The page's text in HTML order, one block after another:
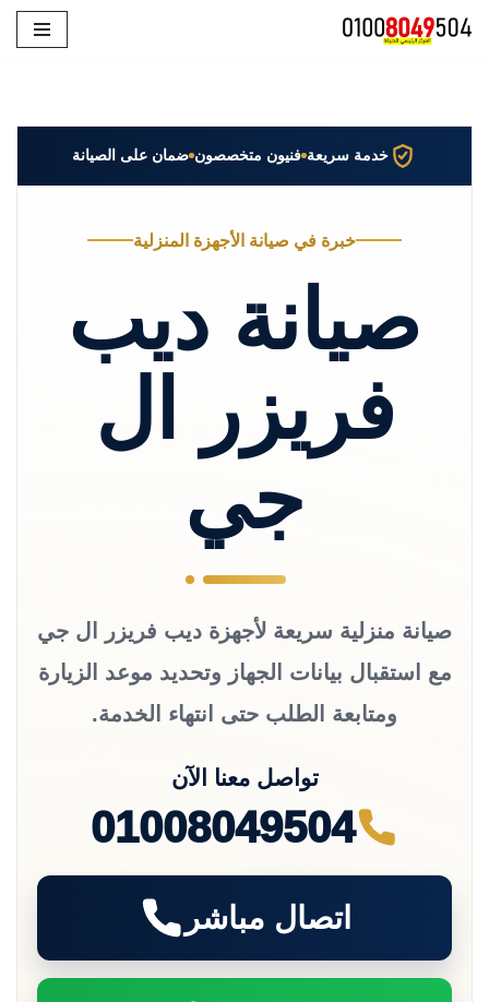
خدمة سريعة فنيون متخصصون ضمان على الصيانة
خبرة في صيانة الأجهزة المنزلية
صيانة ديب
فريزر ال
جي
صيانة منزلية سريعة لأجهزة ديب فريزر ال جي
مع استقبال بيانات الجهاز وتحديد موعد الزيارة
ومتابعة الطلب حتى انتهاء الخدمة.
تواصل معنا الآن
01008049504
اتصال مباشر